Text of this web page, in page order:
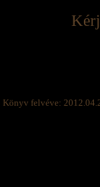
Könyv felvéve: